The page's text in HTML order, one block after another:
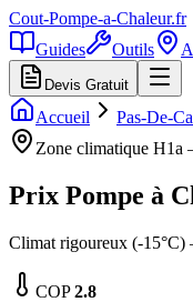
Cout-Pompe-a-Chaleur.fr
Guides
Outils
Devis Gratuit
Accueil Pas-De-
Zone climatique H1a
Prix Pompe à
Climat rigoureux (-15°C)
COP2.8